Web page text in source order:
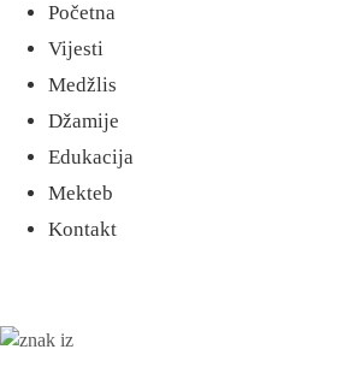
Početna
Vijesti
Medžlis
Džamije
Edukacija
Mekteb
Kontakt